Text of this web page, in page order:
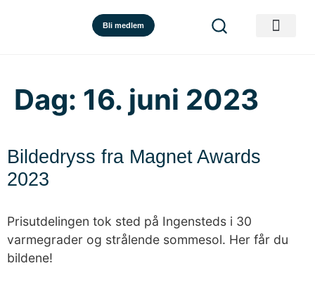
Bli medlem
Dag: 16. juni 2023
Bildedryss fra Magnet Awards
2023
Prisutdelingen tok sted på Ingensteds i 30
varmegrader og strålende sommesol. Her får du
bildene!